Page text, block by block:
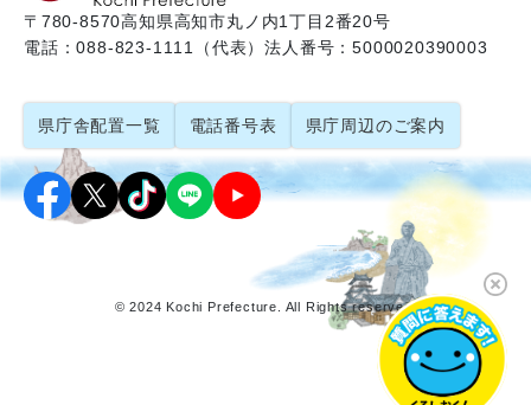
〒780-8570高知県高知市丸ノ内1丁目2番20号
電話：088-823-1111（代表）法人番号：5000020390003
県庁舎配置一覧 電話番号表 県庁周辺のご案内
© 2024 Kochi Prefecture. All Rights reserved.